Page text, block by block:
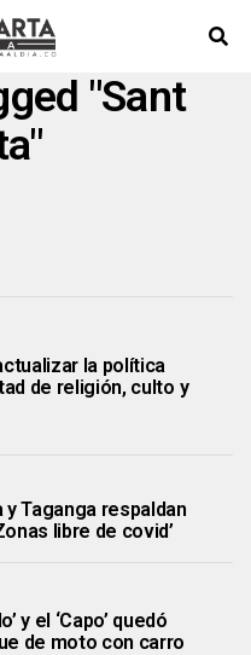
"Sant
la política
de religión, culto y
y Taganga respaldan
libre de covid’
y el ‘Capo’ quedó
de moto con carro